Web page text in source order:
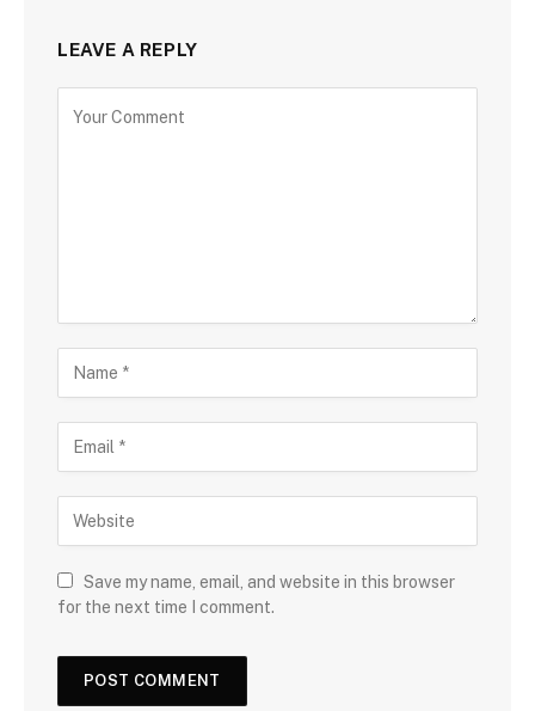
LEAVE A REPLY
Save my name, email, and website in this browser
for the next time I comment.